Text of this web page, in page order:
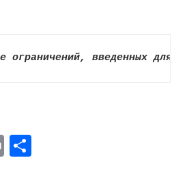
ограничений, введенных для
Print